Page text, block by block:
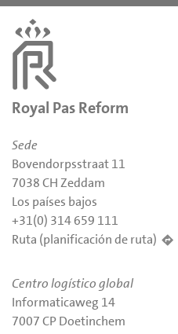
Royal Pas Reform
Sede
Bovendorpsstraat 11
7038 CH Zeddam
Los países bajos
+31(0) 314 659 111
Ruta (planificación de ruta)
Centro logístico global
Informaticaweg 14
7007 CP Doetinchem